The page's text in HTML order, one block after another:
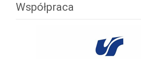
Współpraca